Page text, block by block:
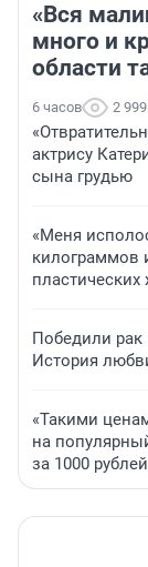
«Вся
много и
области
6 часов 2 999
актрису
сына грудью
«Меня
килограммов
Победили рак
История
«Такими
на
за 1000 рублей